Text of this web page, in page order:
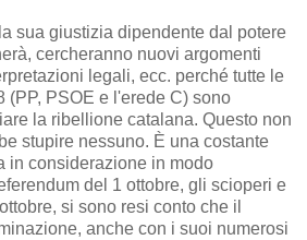
sua giustizia dipendente dal potere
cercheranno nuovi argomenti
legali, ecc. perché tutte le
(PP, PSOE e l'erede C) sono
la ribellione catalana. Questo non
stupire nessuno. È una costante
in considerazione in modo
del 1 ottobre, gli scioperi e
si sono resi conto che il
anche con i suoi numerosi